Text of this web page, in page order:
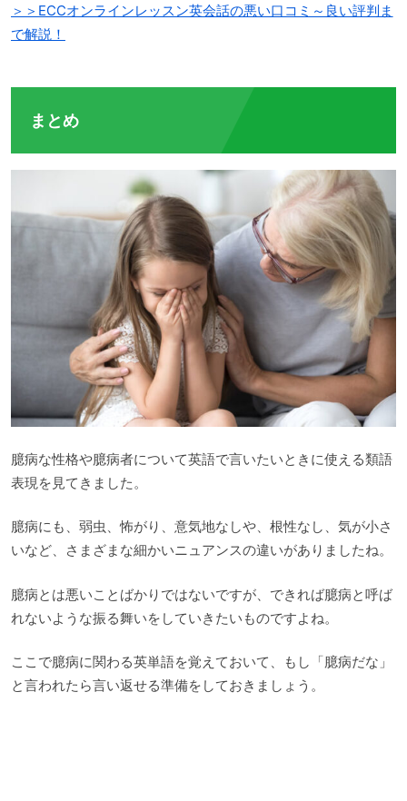
＞＞ECCオンラインレッスン英会話の悪い口コミ～良い評判ま
で解説！
まとめ
臆病な性格や臆病者について英語で言いたいときに使える類語
表現を見てきました。
臆病にも、弱虫、怖がり、意気地なしや、根性なし、気が小さ
いなど、さまざまな細かいニュアンスの違いがありましたね。
臆病とは悪いことばかりではないですが、できれば臆病と呼ば
れないような振る舞いをしていきたいものですよね。
ここで臆病に関わる英単語を覚えておいて、もし「臆病だな」
と言われたら言い返せる準備をしておきましょう。